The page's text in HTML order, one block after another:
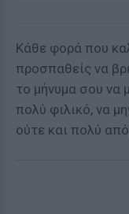
Κάθε φορά που
προσπαθείς να
το μήνυμα σου να
πολύ φιλικό, να
ούτε και πολύ